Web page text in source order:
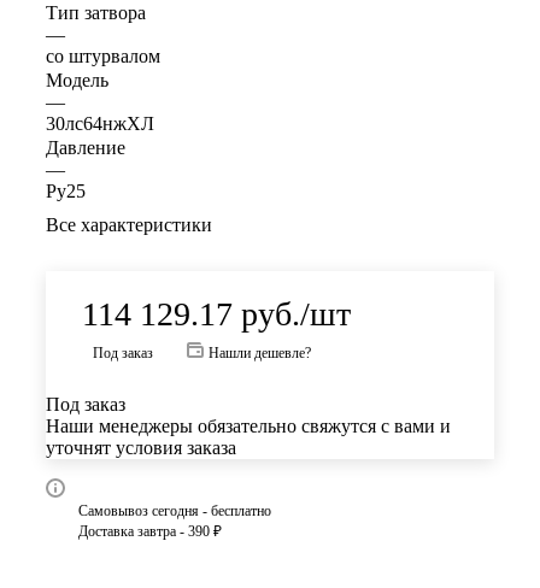
Тип затвора
—
со штурвалом
Модель
—
30лс64нжХЛ
Давление
—
Ру25
Все характеристики
114 129.17 руб./шт
Под заказ Нашли дешевле?
Под заказ
Наши менеджеры обязательно свяжутся с вами и
уточнят условия заказа
Самовывоз сегодня - бесплатно
Доставка завтра - 390 ₽